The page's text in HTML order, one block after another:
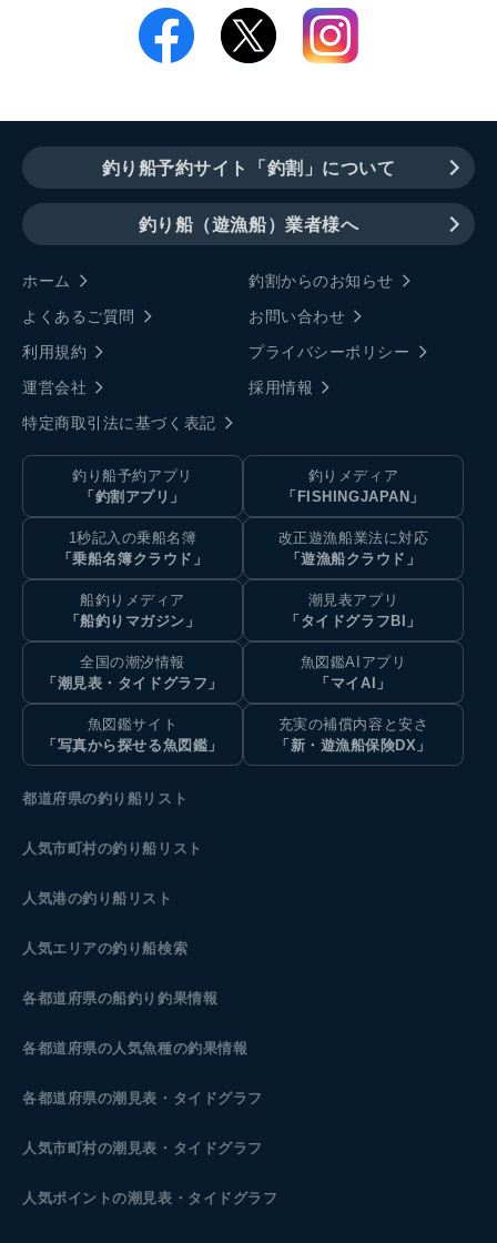
釣り船予約サイト「釣割」について
釣り船（遊漁船）業者様へ
ホーム
釣割からのお知らせ
よくあるご質問
お問い合わせ
利用規約
プライバシーポリシー
運営会社
採用情報
特定商取引法に基づく表記
釣り船予約アプリ
「釣割アプリ」
釣りメディア
「FISHINGJAPAN」
1秒記入の乗船名簿
「乗船名簿クラウド」
改正遊漁船業法に対応
「遊漁船クラウド」
船釣りメディア
「船釣りマガジン」
潮見表アプリ
「タイドグラフBI」
全国の潮汐情報
「潮見表・タイドグラフ」
魚図鑑AIアプリ
「マイAI」
魚図鑑サイト
「写真から探せる魚図鑑」
充実の補償内容と安さ
「新・遊漁船保険DX」
都道府県の釣り船リスト
人気市町村の釣り船リスト
人気港の釣り船リスト
人気エリアの釣り船検索
各都道府県の船釣り釣果情報
各都道府県の人気魚種の釣果情報
各都道府県の潮見表 ・タイドグラフ
人気市町村の潮見表・タイドグラフ
人気ポイントの潮見表・タイドグラフ